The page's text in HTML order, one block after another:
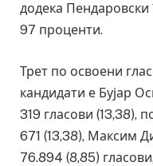
додека Пендаровски
97 проценти.
Трет по освоени
кандидати е Бујар
319 гласови (13,38),
671 (13,38), Максим
76.894 (8,85)